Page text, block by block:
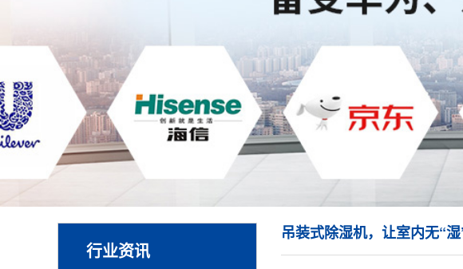
行业资讯
吊装式除湿机，让室内无“